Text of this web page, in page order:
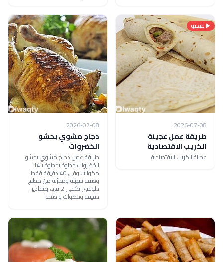
فيديو
2026-07-08
طريقة عمل عجينة
الكريب الاقتصادية
عجينة الكريب الاقتصادية
2026-07-08
دجاج مشوي بحشو
الخضروات
طريقة عمل دجاج مشوي بحشو
الخضروات خطوة بخطوة بـ14
مكونات وفي 40 دقيقة فقط.
وصفة سهلة ومجرّبة من مطبخ
دلوقتي تكفي 2 فرد، بمقادير
دقيقة وخطوات واضحة.